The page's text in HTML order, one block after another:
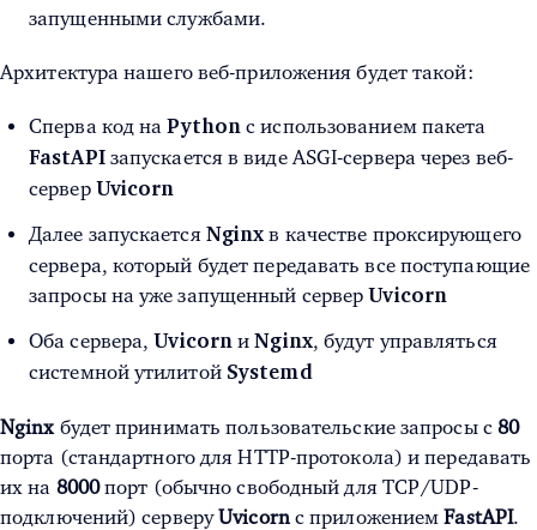
запущенными службами.
Архитектура нашего веб-приложения будет такой:
Сперва код наPython с использованием пакета
FastAPIзапускается в виде ASGI-сервера через веб-
сервер Uvicorn
Далее запускается Nginx в качестве проксирующего
сервера, который будет передавать все поступающие
запросы на уже запущенный серверUvicorn
Оба сервера,Uvicorn иNginx, будут управляться
системной утилитой Systemd
Nginxбудет принимать пользовательские запросы с 80
порта (стандартного для HTTP-протокола) и передавать
их на 8000порт (обычно свободный для TCP/UDP-
подключений) серверуUvicornс приложениемFastAPI.